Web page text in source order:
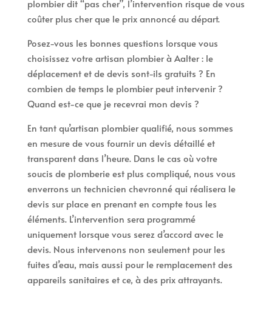
plombier dit “pas cher”, l’intervention risque de vous
coûter plus cher que le prix annoncé au départ.
Posez-vous les bonnes questions lorsque vous
choisissez votre artisan plombier à Aalter : le
déplacement et de devis sont-ils gratuits ? En
combien de temps le plombier peut intervenir ?
Quand est-ce que je recevrai mon devis ?
En tant qu’artisan plombier qualifié, nous sommes
en mesure de vous fournir un devis détaillé et
transparent dans l’heure. Dans le cas où votre
soucis de plomberie est plus compliqué, nous vous
enverrons un technicien chevronné qui réalisera le
devis sur place en prenant en compte tous les
éléments. L’intervention sera programmé
uniquement lorsque vous serez d’accord avec le
devis. Nous intervenons non seulement pour les
fuites d’eau, mais aussi pour le remplacement des
appareils sanitaires et ce, à des prix attrayants.